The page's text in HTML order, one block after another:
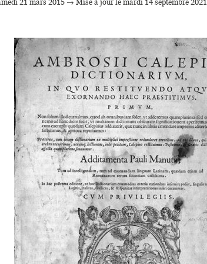
21 mars 2015 → Mise à jour le mardi 14 septembre 2021